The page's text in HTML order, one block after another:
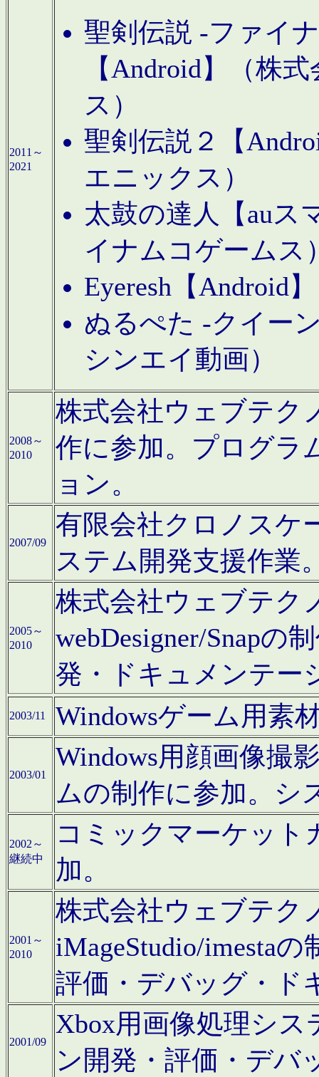
2011～
2021
聖剣伝説 -ファイ
【Android】（株
ス）
聖剣伝説２【
エニックス）
太鼓の達人【auス
イナムコゲームス
Eyeresh【Android
ぬるぺた -クイー
シンエイ動画）
2008～
2010
株式会社ウェブテク
作に参加。プログラ
ョン。
2007/09
有限会社クロノスケ
ステム開発支援作業
2005～
2010
株式会社ウェブテク
webDesigner/Snapの
発・ドキュメンテー
2003/11 Windowsゲーム用素
2003/01
Windows用顔画像撮
ムの制作に参加。シ
2002～
継続中
コミックマーケット
加。
2001～
2010
株式会社ウェブテク
iMageStudio/imesta
評価・デバッグ・ド
2001/09
Xbox用画像処理シ
ン開発・評価・デバ